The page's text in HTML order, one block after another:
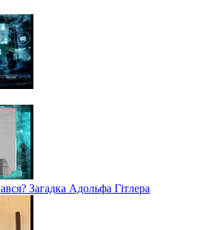
Загадка Адольфа Гітлера